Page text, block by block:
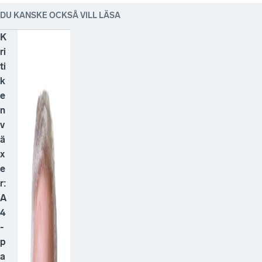
DU KANSKE OCKSÅ VILL LÄSA
K
ri
ti
k
e
n
v
ä
x
e
r:
A
4
-
p
a